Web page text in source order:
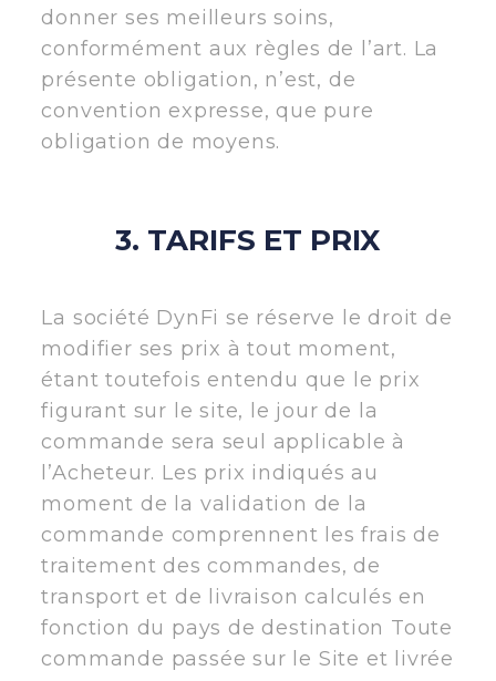
donner ses meilleurs soins,
conformément aux règles de l’art. La
présente obligation, n’est, de
convention expresse, que pure
obligation de moyens.
3. TARIFS ET PRIX
La société DynFi se réserve le droit de
modifier ses prix à tout moment,
étant toutefois entendu que le prix
figurant sur le site, le jour de la
commande sera seul applicable à
l’Acheteur. Les prix indiqués au
moment de la validation de la
commande comprennent les frais de
traitement des commandes, de
transport et de livraison calculés en
fonction du pays de destination Toute
commande passée sur le Site et livrée